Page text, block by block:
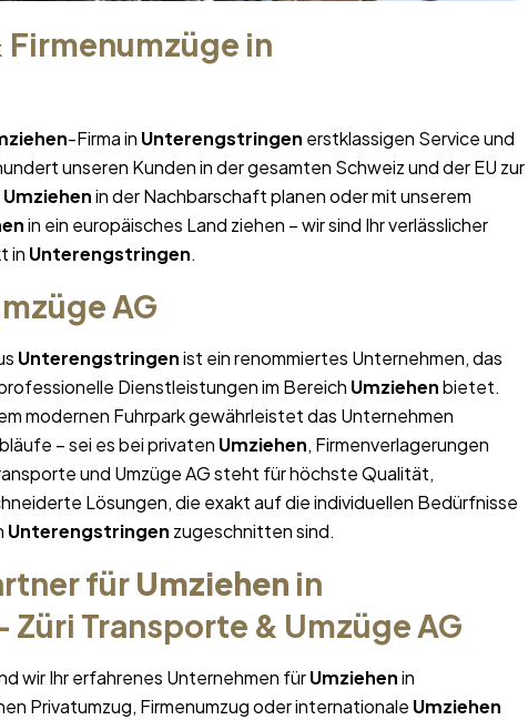
in
-Firma in Unterengstringen erstklassigen Service und
unseren Kunden in der gesamten Schweiz und der EU zur
Umziehenin der Nachbarschaft planen oder mit unserem
in ein europäisches Land ziehen – wir sind Ihr verlässlicher
in Unterengstringen.
AG
Unterengstringenist ein renommiertes Unternehmen, das
Dienstleistungen im Bereich Umziehenbietet.
modernen Fuhrpark gewährleistet das Unternehmen
– sei es bei privaten Umziehen, Firmenverlagerungen
und Umzüge AG steht für höchste Qualität,
Lösungen, die exakt auf die individuellen Bedürfnisse
Unterengstringen zugeschnitten sind.
für Umziehen in
Züri Transporte & Umzüge AG
wir Ihr erfahrenes Unternehmen fürUmziehenin
Privatumzug, Firmenumzug oder internationale Umziehen